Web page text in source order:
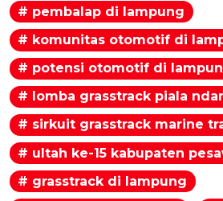
# pembalap di lampung
# komunitas otomotif di
# potensi otomotif di
# lomba grasstrack piala
# sirkuit grasstrack marine
# ultah ke-15 kabupaten
# grasstrack di lampung